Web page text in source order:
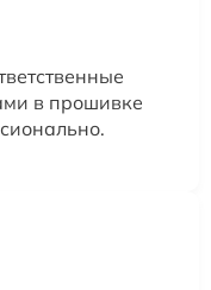
в прошивке